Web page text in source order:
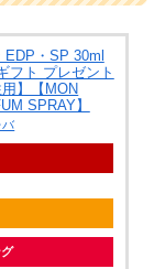
・SP 30ml
フト プレゼント
】【MON
SPRAY】
バ